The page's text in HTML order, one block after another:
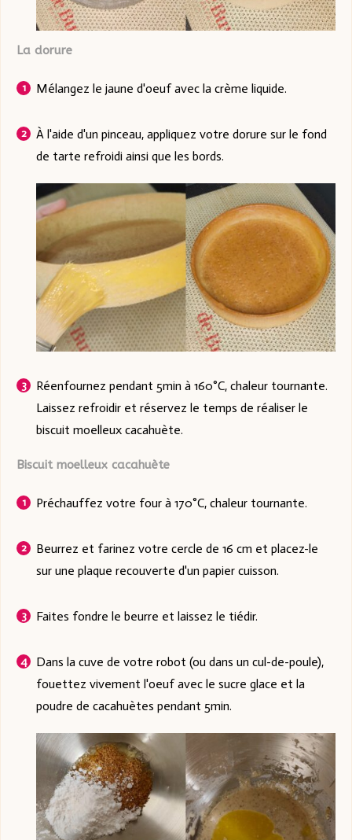
La dorure
Mélangez le jaune d'oeuf avec la crème liquide.
À l'aide d'un pinceau, appliquez votre dorure sur le fond
de tarte refroidi ainsi que les bords.
Réenfournez pendant 5min à 160°C, chaleur tournante.
Laissez refroidir et réservez le temps de réaliser le
biscuit moelleux cacahuète.
Biscuit moelleux cacahuète
Préchauffez votre four à 170°C, chaleur tournante.
Beurrez et farinez votre cercle de 16 cm et placez-le
sur une plaque recouverte d'un papier cuisson.
Faites fondre le beurre et laissez le tiédir.
Dans la cuve de votre robot (ou dans un cul-de-poule),
fouettez vivement l'oeuf avec le sucre glace et la
poudre de cacahuètes pendant 5min.